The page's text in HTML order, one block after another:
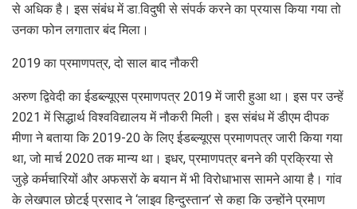
से अधिक है। इस संबंध में डा.विदुषी से संपर्क करने का प्रयास किया गया तो
उनका फोन लगातार बंद मिला।
2019 का प्रमाणपत्र, दो साल बाद नौकरी
अरुण द्विवेदी का ईडब्ल्यूएस प्रमाणपत्र 2019 में जारी हुआ था। इस पर उन्हें
2021 में सिद्धार्थ विश्वविद्यालय में नौकरी मिली। इस संबंध में डीएम दीपक
मीणा ने बताया कि 2019-20 के लिए ईडब्ल्यूएस प्रमाणपत्र जारी किया गया
था, जो मार्च 2020 तक मान्य था। इधर, प्रमाणपत्र बनने की प्रक्रिया से
जुड़े कर्मचारियों और अफसरों के बयान में भी विरोधाभास सामने आया है। गांव
के लेखपाल छोटई प्रसाद ने ‘लाइव हिन्दुस्तान’ से कहा कि उन्होंने प्रमाण